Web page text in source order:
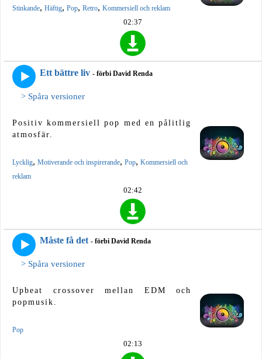
Stinkande, Häftig, Pop, Retro, Kommersiell och reklam
02:37
Ett bättre liv - förbi David Renda
> Spåra versioner
Positiv kommersiell pop med en pålitlig
atmosfär.
Lycklig, Motiverande och inspirerande, Pop, Kommersiell och
reklam
02:42
Måste få det - förbi David Renda
> Spåra versioner
Upbeat crossover mellan EDM och
popmusik.
Pop
02:13